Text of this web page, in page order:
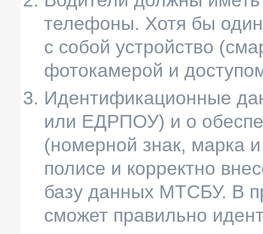
телефоны. Хотя бы
с собой устройство
фотокамерой и
Идентификационные
или ЕДРПОУ) и о
(номерной знак, марка
полисе и корректно
базу данных МТСБУ. В
сможет правильно